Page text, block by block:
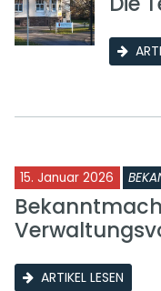
15. Januar 2026
ARTIKEL LESEN